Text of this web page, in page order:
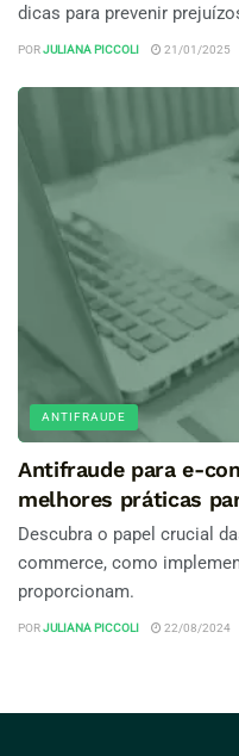
dicas para prevenir
PORJULIANA PICCOLI 21/01/2025
ANTIFRAUDE
Antifraude para e-
melhores práticas
Descubra o papel crucial
commerce, como
proporcionam.
PORJULIANA PICCOLI 22/08/2024